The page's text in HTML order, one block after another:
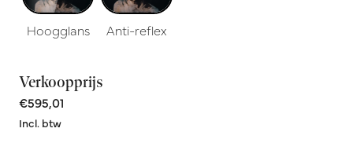
Hoogglans Anti-reflex
Verkoopprijs
€595,01
Incl. btw